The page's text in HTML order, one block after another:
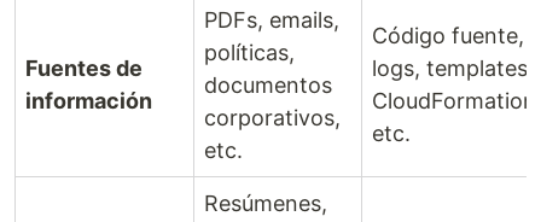
Fuentes de
información
PDFs, emails,
políticas,
documentos
corporativos,
etc.
Código fuente,
logs, templates
etc.
Resúmenes,